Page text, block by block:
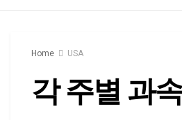
Home USA
각 주별 과